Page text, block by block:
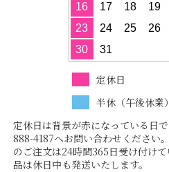
16 17 18 19
23
24 25 26
30
31
定休日
半休（午後休業）
定休日は背景が赤になっている日
888-4187へお問い合わせください
のご注文は24時間365日受け付け
品は休日中も発送いたします。